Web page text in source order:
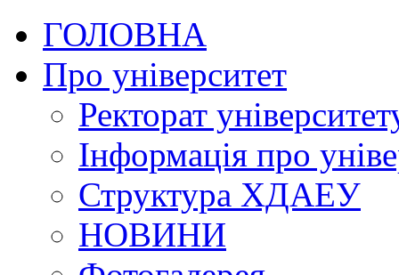
ГОЛОВНА
Про університет
Ректорат
Інформація про
Структура ХДАЕУ
НОВИНИ